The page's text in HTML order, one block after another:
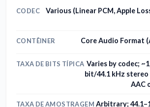
CODEC
Various (Linear PCM, Apple
CONTÊINER Core Audio Format
TAXA DE BITS TÍPICA Varies by codec;
bit/44.1 kHz
AAC
TAXA DE AMOSTRAGEM Arbitrary;